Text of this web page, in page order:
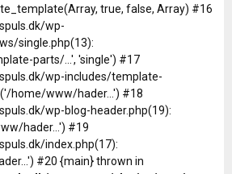
true, false, Array) #16
wp-
single.php(13):
parts/...', 'single') #17
wp-includes/template-
home/www/hader...') #18
wp-blog-header.php(19):
hader...') #19
index.php(17):
#20 {main} thrown in